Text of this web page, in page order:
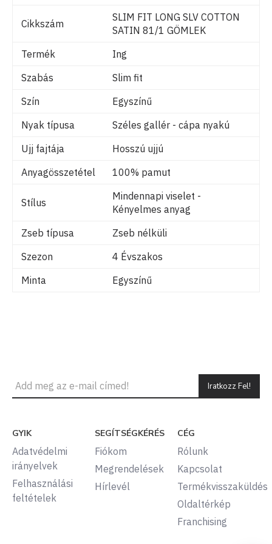
Cikkszám
SLIM FIT LONG SLV COTTON
SATIN 81/1 GÖMLEK
Termék
Ing
Szabás
Slim fit
Szín
Egyszínű
Nyak típusa
Széles gallér - cápa nyakú
Ujj fajtája
Hosszú ujjú
Anyagösszetétel
100% pamut
Stílus
Mindennapi viselet -
Kényelmes anyag
Zseb típusa
Zseb nélküli
Szezon
4 Évszakos
Minta
Egyszínű
Iratkozz Fel!
GYIK
Adatvédelmi
irányelvek
Felhasználási
feltételek
SEGÍTSÉGKÉRÉS
Fiókom
Megrendelések
Hírlevél
CÉG
Rólunk
Kapcsolat
Termékvisszaküldés
Oldaltérkép
Franchising